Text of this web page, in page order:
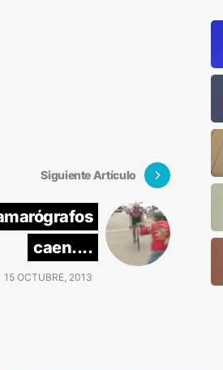
Siguiente Artículo
caen....
15 OCTUBRE, 2013